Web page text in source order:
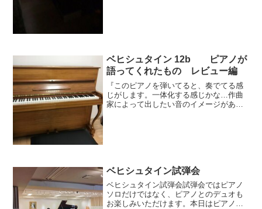
ベヒシュタイン 12b ピアノが
語ってくれたもの レビュー編
『このピアノを弾いてると、奏でてる感
じがします。一体化する感じかな…作曲
家によって出したい音のイメージがある
ベヒシュタイン試弾会
ベヒシュタイン試弾会試弾会ではピアノ
ソロだけではなく、ピアノとのデュオも
お楽しみいただけます。本日はピアノと